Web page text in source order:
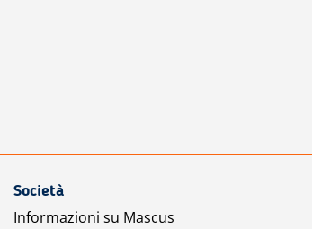
Società
Informazioni su Mascus